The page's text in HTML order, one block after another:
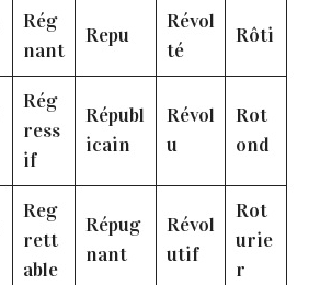
Rég
nant
Repu
Révol
té
Rôti
Rég
ress
if
Républ
icain
Révol
u
Rot
ond
Reg
rett
able
Répug
nant
Révol
utif
Rot
urie
r